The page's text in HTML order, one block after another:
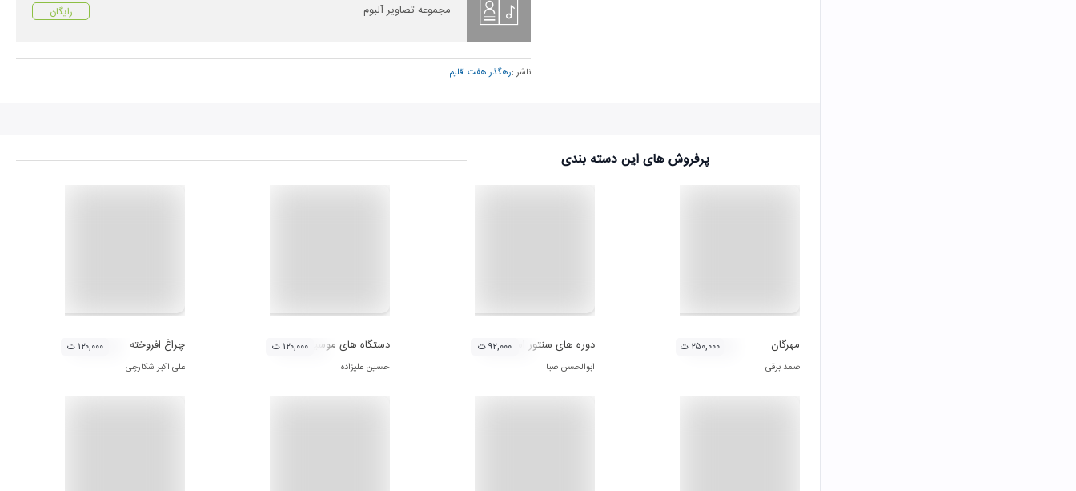
مجموعه تصاویر آلبوم رایگان
ناشر :رهگذر هفت اقلیم
پرفروش های این دسته بندی
مهرگان
صمد برقی
۲۵۰,۰۰۰ ت دوره های سنتور استاد ابوالحسن صبا (لوح اول)
ابوالحسن صبا
۹۲,۰۰۰ ت دستگاه های موسیقی ایران - دستگاه چهارگاه
حسین علیزاده
۱۲۰,۰۰۰ ت چراغ افروخته
علی اکبر شکارچی
۱۲۰,۰۰۰ ت